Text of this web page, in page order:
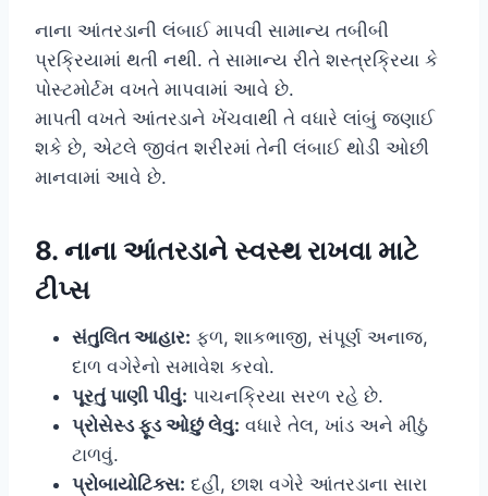
નાના આંતરડાની લંબાઈ માપવી સામાન્ય તબીબી
પ્રક્રિયામાં થતી નથી. તે સામાન્ય રીતે શસ્ત્રક્રિયા કે
પોસ્ટમોર્ટમ વખતે માપવામાં આવે છે.
માપતી વખતે આંતરડાને ખેંચવાથી તે વધારે લાંબું જણાઈ
શકે છે, એટલે જીવંત શરીરમાં તેની લંબાઈ થોડી ઓછી
માનવામાં આવે છે.
8. નાના આંતરડાને સ્વસ્થ રાખવા માટે
ટીપ્સ
સંતુલિત આહાર: ફળ, શાકભાજી, સંપૂર્ણ અનાજ,
દાળ વગેરેનો સમાવેશ કરવો.
પૂરતું પાણી પીવું: પાચનક્રિયા સરળ રહે છે.
પ્રોસેસ્ડ ફૂડ ઓછું લેવુ: વધારે તેલ, ખાંડ અને મીઠું
ટાળવું.
પ્રોબાયોટિક્સ: દહીં, છાશ વગેરે આંતરડાના સારા